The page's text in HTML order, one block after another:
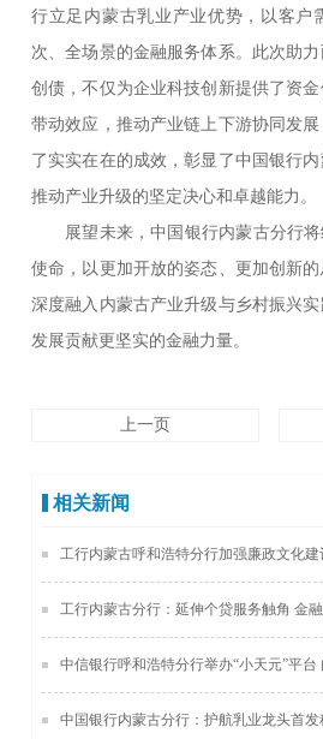
行立足内蒙古乳业产业优势，以客户
次、全场景的金融服务体系。此次助
创债，不仅为企业科技创新提供了资
带动效应，推动产业链上下游协同发
了实实在在的成效，彰显了中国银行内
推动产业升级的坚定决心和卓越能力。
展望未来，中国银行内蒙古分行
使命，以更加开放的姿态、更加创新的
深度融入内蒙古产业升级与乡村振兴
发展贡献更坚实的金融力量。
上一页
相关新闻
工行内蒙古呼和浩特分行加强廉政文化
工行内蒙古分行：延伸个贷服务触角 金
中信银行呼和浩特分行举办“小天元”平
中国银行内蒙古分行：护航乳业龙头首